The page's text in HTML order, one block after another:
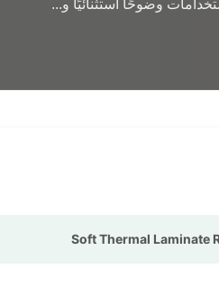
Soft Thermal Laminate